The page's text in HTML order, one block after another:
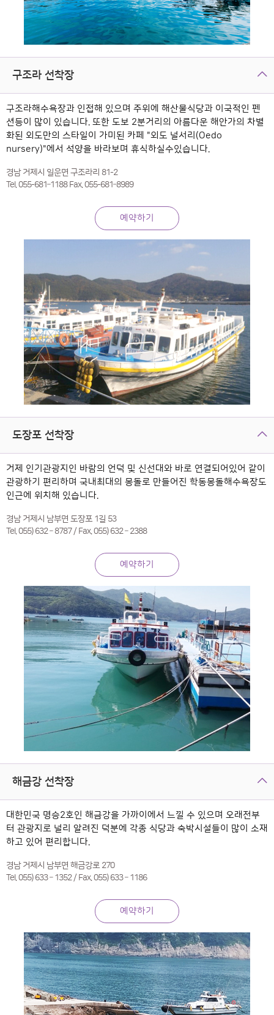
구조라 선착장
구조라해수욕장과 인접해 있으며 주위에 해산물식당과 이국적인 펜
션등이 많이 있습니다. 또한 도보 2분거리의 아름다운 해안가의 차별
화된 외도만의 스타일이 가미된 카페 "외도 널서리(Oedo
nursery)"에서 석양을 바라보며 휴식하실수있습니다.
경남 거제시 일운면 구조라리 81-2
Tel. 055-681–1188 Fax. 055-681–8989
예약하기
도장포 선착장
거제 인기관광지인 바람의 언덕 및 신선대와 바로 연결되어있어 같이
관광하기 편리하며 국내최대의 몽돌로 만들어진 학동몽돌해수욕장도
인근에 위치해 있습니다.
경남 거제시 남부면 도장포 1길 53
Tel. 055) 632 – 8787 / Fax. 055) 632 – 2388
예약하기
해금강 선착장
대한민국 명승2호인 해금강을 가까이에서 느낄 수 있으며 오래전부
터 관광지로 널리 알려진 덕분에 각종 식당과 숙박시설들이 많이 소재
하고 있어 편리합니다.
경남 거제시 남부면 해금강로 270
Tel. 055) 633 – 1352 / Fax. 055) 633 – 1186
예약하기